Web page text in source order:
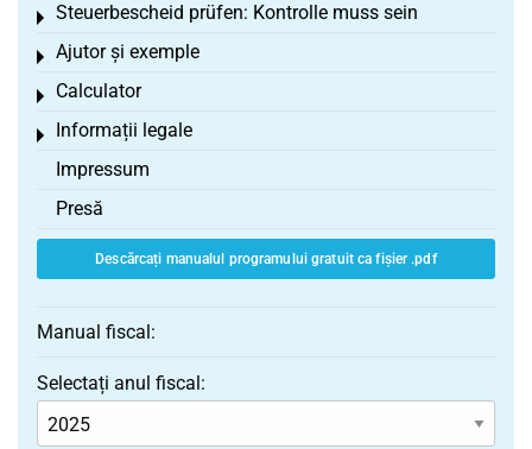
Steuerbescheid prüfen: Kontrolle muss sein
Toggle menu
Ajutor și exemple
Toggle menu
Calculator
Toggle menu
Informații legale
Toggle menu
Impressum
Presă
Descărcați manualul programului gratuit ca fișier .pdf
Manual fiscal:
Selectați anul fiscal: